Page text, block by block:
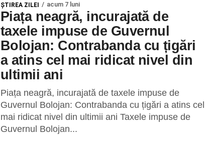
ŞTIREA ZILEI acum 7 luni
Piața neagră, incurajată de
taxele impuse de Guvernul
Bolojan: Contrabanda cu țigări
a atins cel mai ridicat nivel din
ultimii ani
Piața neagră, incurajată de taxele impuse de
Guvernul Bolojan: Contrabanda cu țigări a atins cel
mai ridicat nivel din ultimii ani Taxele impuse de
Guvernul Bolojan...